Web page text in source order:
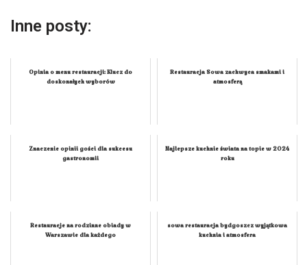
Inne posty:
Opinia o menu restauracji: Klucz do
doskonałych wyborów
Restauracja Sowa zachwyca smakami i
atmosferą
Znaczenie opinii gości dla sukcesu
gastronomii
Najlepsze kuchnie świata na topie w 2024
roku
Restauracje na rodzinne obiady w
Warszawie dla każdego
sowa restauracja bydgoszcz wyjątkowa
kuchnia i atmosfera